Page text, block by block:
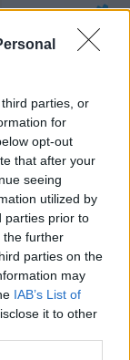
parties, or
for
opt-out
that after your
seeing
utilized by
parties prior to
the further
parties on the
may
IAB’s List of
it to other
Prečo klasická
potrubia v
ako to vyriešiť